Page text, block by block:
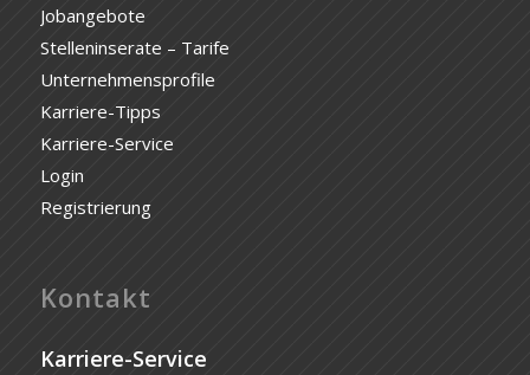
Jobangebote
Stelleninserate – Tarife
Unternehmensprofile
Karriere-Tipps
Karriere-Service
Login
Registrierung
Kontakt
Karriere-Service